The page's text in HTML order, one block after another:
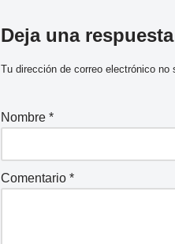
Deja una respuesta
Tu dirección de correo electrónico no
Nombre *
Comentario *